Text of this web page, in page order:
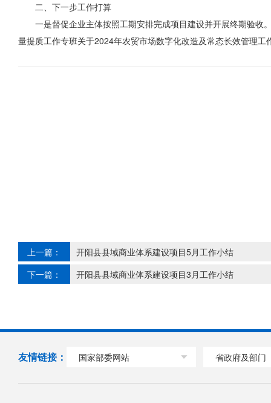
二、下一步工作打算
一是督促企业主体按照工期安排完成项目建设并开展终期验收
量提质工作专班关于2024年农贸市场数字化改造及常态长效管理
上一篇：
开阳县县域商业体系建设项目5月工作小结
下一篇：
开阳县县域商业体系建设项目3月工作小结
友情链接： 国家部委网站 省政府及部门